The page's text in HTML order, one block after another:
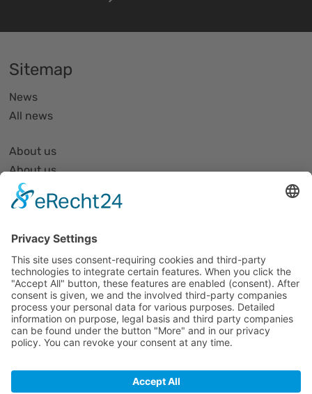
Sitemap
News
All news
About us
About us
Organization and Structure
Partner list and partner profiles
Events
All events
Jobs
Alle Jobs
Contact
Impressum